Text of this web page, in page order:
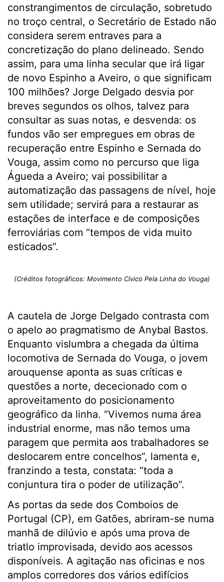
constrangimentos de circulação, sobretudo
no troço central, o Secretário de Estado não
considera serem entraves para a
concretização do plano delineado. Sendo
assim, para uma linha secular que irá ligar
de novo Espinho a Aveiro, o que significam
100 milhões? Jorge Delgado desvia por
breves segundos os olhos, talvez para
consultar as suas notas, e desvenda: os
fundos vão ser empregues em obras de
recuperação entre Espinho e Sernada do
Vouga, assim como no percurso que liga
Águeda a Aveiro; vai possibilitar a
automatização das passagens de nível, hoje
sem utilidade; servirá para a restaurar as
estações de interface e de composições
ferroviárias com “tempos de vida muito
esticados”.
(Créditos fotográficos: Movimento Cívico Pela Linha do Vouga)
A cautela de Jorge Delgado contrasta com
o apelo ao pragmatismo de Anybal Bastos.
Enquanto vislumbra a chegada da última
locomotiva de Sernada do Vouga, o jovem
arouquense aponta as suas críticas e
questões a norte, dececionado com o
aproveitamento do posicionamento
geográfico da linha. “Vivemos numa área
industrial enorme, mas não temos uma
paragem que permita aos trabalhadores se
deslocarem entre concelhos”, lamenta e,
franzindo a testa, constata: “toda a
conjuntura tira o poder de utilização”.
As portas da sede dos Comboios de
Portugal (CP), em Gatões, abriram-se numa
manhã de dilúvio e após uma prova de
triatlo improvisada, devido aos acessos
disponíveis. A agitação nas oficinas e nos
amplos corredores dos vários edifícios